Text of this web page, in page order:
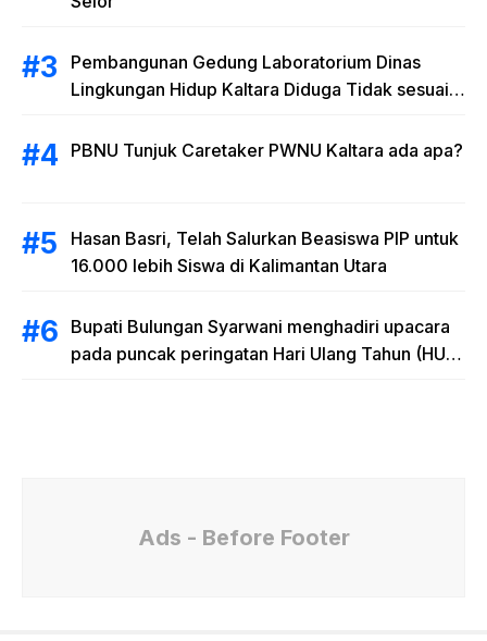
Pembangunan Gedung Laboratorium Dinas
Lingkungan Hidup Kaltara Diduga Tidak sesuai
PBNU Tunjuk Caretaker PWNU Kaltara ada apa?
Hasan Basri, Telah Salurkan Beasiswa PIP untuk
16.000 lebih Siswa di Kalimantan Utara
Bupati Bulungan Syarwani menghadiri upacara
pada puncak peringatan Hari Ulang Tahun (HUT)
Ads - Before Footer